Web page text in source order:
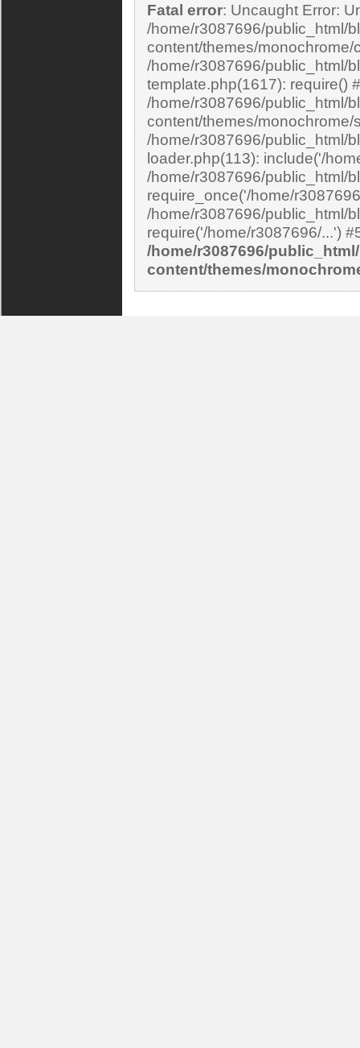
Fatal error: Uncaught Error: Undefined constant "cs_print_smilies" in
/home/r3087696/public_html/
content/themes/
/home/r3087696/public_html/
template.php(1617): require()
/home/r3087696/public_html/
content/themes/
/home/r3087696/public_html/
loader.php(113): include('/
/home/r3087696/public_html/
require_once('/home/
/home/r3087696/public_html/
/home/r3087696/
content/themes/